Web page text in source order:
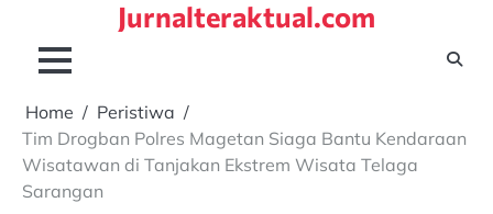
content
Jurnalteraktual.com
Home
Peristiwa
Tim Drogban Polres Magetan Siaga Bantu Kendaraan
Wisatawan di Tanjakan Ekstrem Wisata Telaga
Sarangan